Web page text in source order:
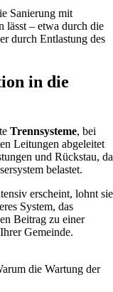
Sanierung mit
lässt – etwa durch die
durch Entlastung des
in die
Trennsysteme, bei
Leitungen abgeleitet
und Rückstau, da
belastet.
erscheint, lohnt sie
System, das
Beitrag zu einer
Gemeinde.
die Wartung der